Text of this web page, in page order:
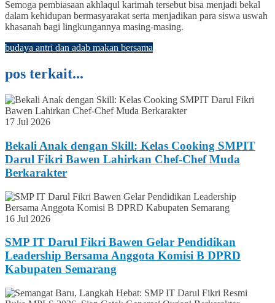
Semoga pembiasaan akhlaqul karimah tersebut bisa menjadi bekal
dalam kehidupan bermasyarakat serta menjadikan para siswa uswah
khasanah bagi lingkungannya masing-masing.
budaya antri dan adab makan bersama
pos terkait...
17 Jul 2026
Bekali Anak dengan Skill: Kelas Cooking SMPIT
Darul Fikri Bawen Lahirkan Chef-Chef Muda
Berkarakter
16 Jul 2026
SMP IT Darul Fikri Bawen Gelar Pendidikan
Leadership Bersama Anggota Komisi B DPRD
Kabupaten Semarang